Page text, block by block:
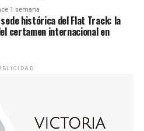
1 semana
histórica del Flat Track: la
certamen internacional en